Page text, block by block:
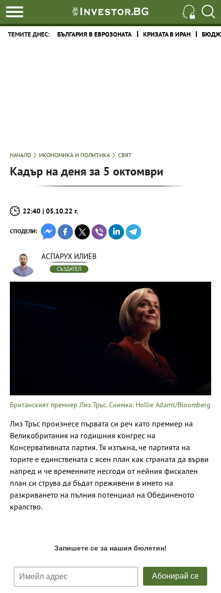
ТЕМИТЕ ДНЕС: БЪЛГАРИЯ В ЕВРОЗОНАТА КРИЗАТА В ИРАН
НАЧАЛО ИКОНОМИКА И ПОЛИТИКА СВЯТ
Кадър на деня за 5 октомври
22:40 | 05.10.22 г.
СПОДЕЛИ:
АСПАРУХ ИЛИЕВ
СЪЗДАТЕЛ
Британският премиер Лиз Тръс. Снимка: Hollie Adams/Bloomberg
Лиз Тръс произнесе първата си реч като премиер на
Великобритания на годишния конгрес на
Консервативната партия. Тя изтъкна, че партията на
торите е единствената с ясен план как страната да върви
напред и че временните несгоди от нейния фискален
план си струва да бъдат преживени в името на
разкриването на пълния потенциал на Обединеното
кралство.